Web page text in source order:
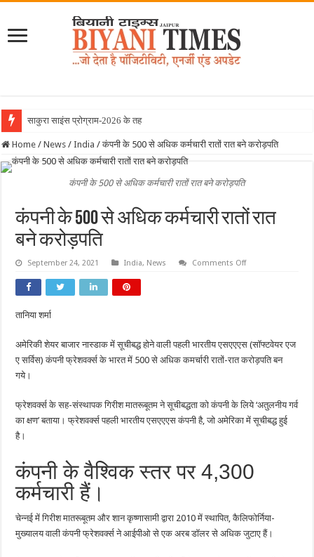
साकुरा साइंस प्रोग्राम-2026 के तहत जापान रवाना
Home / News / India / कंपनी के 500 से अधिक कर्मचारी रातों रात बने करोड़पति
कंपनी के 500 से अधिक कर्मचारी रातों रात बने करोड़पति
कंपनी के 500 से अधिक कर्मचारी रातों रात
बने करोड़पति
September 24, 2021 India, News Comments Offon
बने
करोड़पति
तानिया शर्मा
अमेरिकी शेयर बाजार नास्डाक में सूचीबद्ध होने वाली पहली भारतीय एसएएएस (सॉफ्टवेयर एज
ए सर्विस) कंपनी फ्रेशवर्क्स के भारत में 500 से अधिक कमर्चारी रातों-रात करोड़पति बन
गये।
फ्रेशवर्क्स के सह-संस्थापक गिरीश मातरूबूतम ने सूचीबद्धता को कंपनी के लिये ‘अतुलनीय गर्व
का क्षण’ बताया। फ्रेशवर्क्स पहली भारतीय एसएएएस कंपनी है, जो अमेरिका में सूचीबद्ध हुई
है।
कंपनी के वैश्विक स्तर पर 4,300
कर्मचारी हैं।
चेन्नई में गिरीश मातरूबूतम और शान कृष्णासामी द्वारा 2010 में स्थापित, कैलिफोर्निया-
मुख्यालय वाली कंपनी फ्रेशवर्क्स ने आईपीओ से एक अरब डॉलर से अधिक जुटाए हैं।